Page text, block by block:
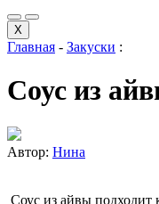
X
Главная - Закуски :
Соус из
Автор: Нина
Соус из айвы подходит